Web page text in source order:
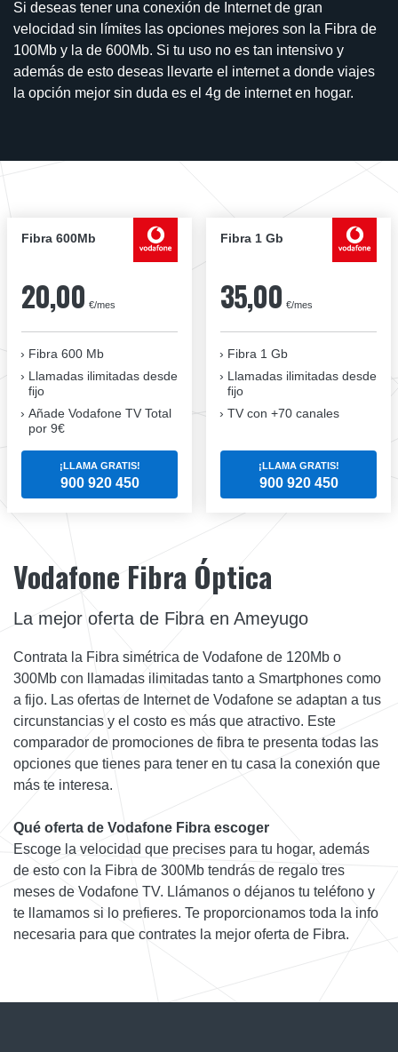
Si deseas tener una conexión de Internet de gran
velocidad sin límites las opciones mejores son la Fibra de
100Mb y la de 600Mb. Si tu uso no es tan intensivo y
además de esto deseas llevarte el internet a donde viajes
la opción mejor sin duda es el 4g de internet en hogar.
Fibra 600Mb
20,00 €/mes
Fibra 600 Mb
Llamadas ilimitadas desde
fijo
Añade Vodafone TV Total
por 9€
¡LLAMA GRATIS!
900 920 450
Fibra 1 Gb
35,00 €/mes
Fibra 1 Gb
Llamadas ilimitadas desde
fijo
TV con +70 canales
¡LLAMA GRATIS!
900 920 450
Vodafone Fibra Óptica
La mejor oferta de Fibra en Ameyugo
Contrata la Fibra simétrica de Vodafone de 120Mb o
300Mb con llamadas ilimitadas tanto a Smartphones como
a fijo. Las ofertas de Internet de Vodafone se adaptan a tus
circunstancias y el costo es más que atractivo. Este
comparador de promociones de fibra te presenta todas las
opciones que tienes para tener en tu casa la conexión que
más te interesa.
Qué oferta de Vodafone Fibra escoger
Escoge la velocidad que precises para tu hogar, además
de esto con la Fibra de 300Mb tendrás de regalo tres
meses de Vodafone TV. Llámanos o déjanos tu teléfono y
te llamamos si lo prefieres. Te proporcionamos toda la info
necesaria para que contrates la mejor oferta de Fibra.